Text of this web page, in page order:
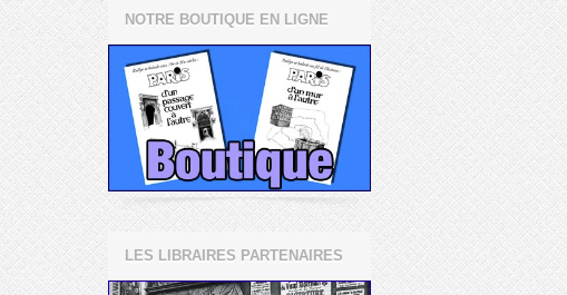
NOTRE BOUTIQUE EN LIGNE
LES LIBRAIRES PARTENAIRES